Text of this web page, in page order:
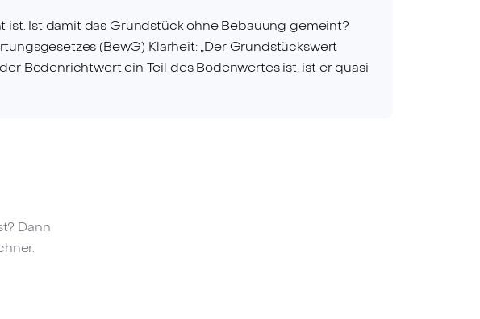
Ist damit das Grundstück ohne Bebauung gemeint?
(BewG) Klarheit: „Der Grundstückswert
Bodenrichtwert ein Teil des Bodenwertes ist, ist er quasi
Dann